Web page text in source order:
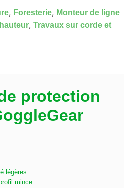
, Foresterie, Monteur de ligne
, Travaux sur corde et
protection
légères
mince